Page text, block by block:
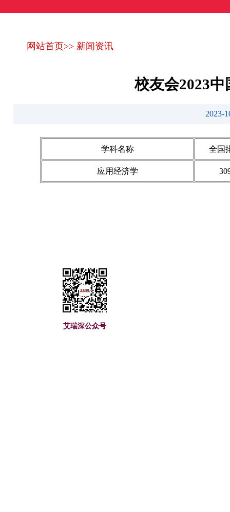
网站首页>> 新闻资讯
校友会2023
2023-
学科名称 全国
应用经济学
艾瑞深公众号